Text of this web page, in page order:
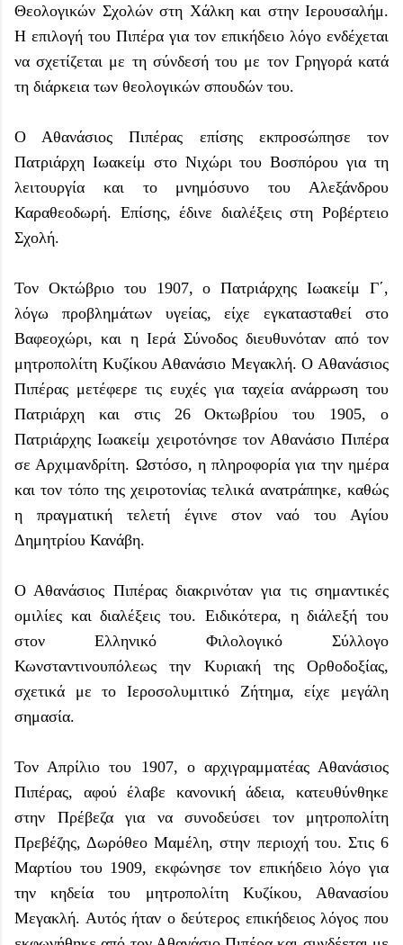
Θεολογικών Σχολών στη Χάλκη και στην Ιερουσαλήμ.
Η επιλογή του Πιπέρα για τον επικήδειο λόγο ενδέχεται
να σχετίζεται με τη σύνδεσή του με τον Γρηγορά κατά
τη διάρκεια των θεολογικών σπουδών του.
Ο Αθανάσιος Πιπέρας επίσης εκπροσώπησε τον
Πατριάρχη Ιωακείμ στο Νιχώρι του Βοσπόρου για τη
λειτουργία και το μνημόσυνο του Αλεξάνδρου
Καραθεοδωρή. Επίσης, έδινε διαλέξεις στη Ροβέρτειο
Σχολή.
Τον Οκτώβριο του 1907, ο Πατριάρχης Ιωακείμ Γ΄,
λόγω προβλημάτων υγείας, είχε εγκατασταθεί στο
Βαφεοχώρι, και η Ιερά Σύνοδος διευθυνόταν από τον
μητροπολίτη Κυζίκου Αθανάσιο Μεγακλή. Ο Αθανάσιος
Πιπέρας μετέφερε τις ευχές για ταχεία ανάρρωση του
Πατριάρχη και στις 26 Οκτωβρίου του 1905, ο
Πατριάρχης Ιωακείμ χειροτόνησε τον Αθανάσιο Πιπέρα
σε Αρχιμανδρίτη. Ωστόσο, η πληροφορία για την ημέρα
και τον τόπο της χειροτονίας τελικά ανατράπηκε, καθώς
η πραγματική τελετή έγινε στον ναό του Αγίου
Δημητρίου Κανάβη.
Ο Αθανάσιος Πιπέρας διακρινόταν για τις σημαντικές
ομιλίες και διαλέξεις του. Ειδικότερα, η διάλεξή του
στον Ελληνικό Φιλολογικό Σύλλογο
Κωνσταντινουπόλεως την Κυριακή της Ορθοδοξίας,
σχετικά με το Ιεροσολυμιτικό Ζήτημα, είχε μεγάλη
σημασία.
Τον Απρίλιο του 1907, ο αρχιγραμματέας Αθανάσιος
Πιπέρας, αφού έλαβε κανονική άδεια, κατευθύνθηκε
στην Πρέβεζα για να συνοδεύσει τον μητροπολίτη
Πρεβέζης, Δωρόθεο Μαμέλη, στην περιοχή του. Στις 6
Μαρτίου του 1909, εκφώνησε τον επικήδειο λόγο για
την κηδεία του μητροπολίτη Κυζίκου, Αθανασίου
Μεγακλή. Αυτός ήταν ο δεύτερος επικήδειος λόγος που